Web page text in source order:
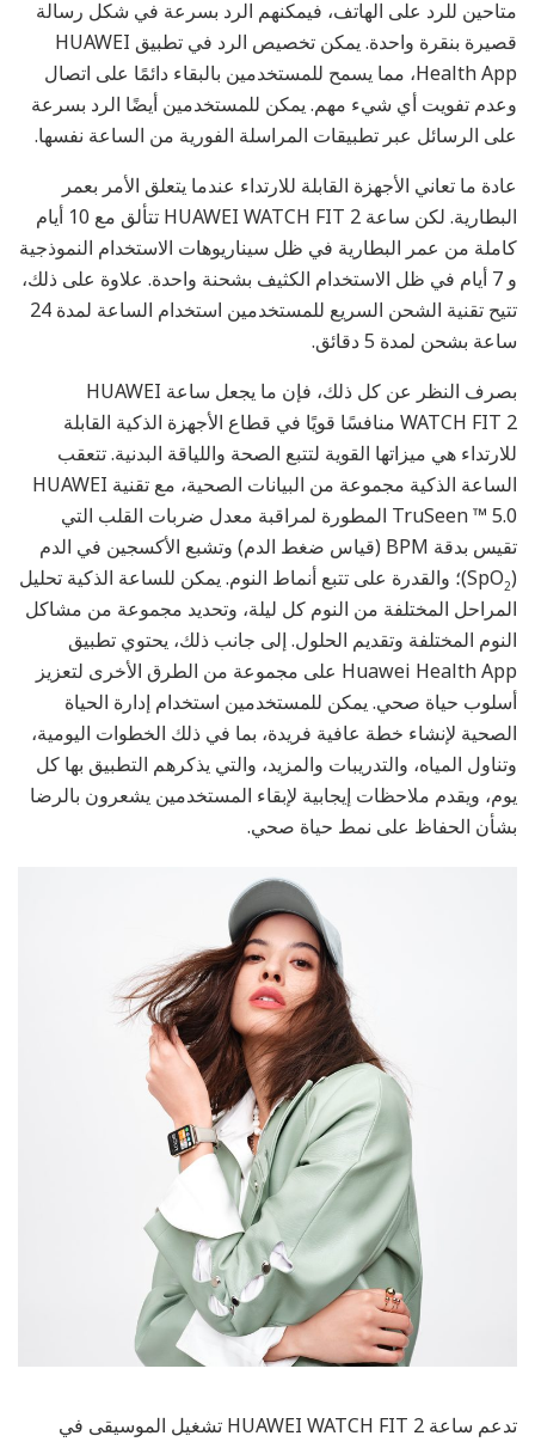
متاحين للرد على الهاتف، فيمكنهم الرد بسرعة في شكل رسالة
قصيرة بنقرة واحدة. يمكن تخصيص الرد في تطبيق HUAWEI
Health App، مما يسمح للمستخدمين بالبقاء دائمًا على اتصال
وعدم تفويت أي شيء مهم. يمكن للمستخدمين أيضًا الرد بسرعة
على الرسائل عبر تطبيقات المراسلة الفورية من الساعة نفسها.
عادة ما تعاني الأجهزة القابلة للارتداء عندما يتعلق الأمر بعمر
البطارية. لكن ساعة HUAWEI WATCH FIT 2 تتألق مع 10 أيام
كاملة من عمر البطارية في ظل سيناريوهات الاستخدام النموذجية
و 7 أيام في ظل الاستخدام الكثيف بشحنة واحدة. علاوة على ذلك،
تتيح تقنية الشحن السريع للمستخدمين استخدام الساعة لمدة 24
ساعة بشحن لمدة 5 دقائق.
بصرف النظر عن كل ذلك، فإن ما يجعل ساعة HUAWEI
WATCH FIT 2 منافسًا قويًا في قطاع الأجهزة الذكية القابلة
للارتداء هي ميزاتها القوية لتتبع الصحة واللياقة البدنية. تتعقب
الساعة الذكية مجموعة من البيانات الصحية، مع تقنية HUAWEI
TruSeen ™ 5.0 المطورة لمراقبة معدل ضربات القلب التي
تقيس بدقة BPM (قياس ضغط الدم) وتشبع الأكسجين في الدم
2
)؛ والقدرة على تتبع أنماط النوم. يمكن للساعة الذكية تحليل
المراحل المختلفة من النوم كل ليلة، وتحديد مجموعة من مشاكل
النوم المختلفة وتقديم الحلول. إلى جانب ذلك، يحتوي تطبيق
Huawei Health App على مجموعة من الطرق الأخرى لتعزيز
أسلوب حياة صحي. يمكن للمستخدمين استخدام إدارة الحياة
الصحية لإنشاء خطة عافية فريدة، بما في ذلك الخطوات اليومية،
وتناول المياه، والتدريبات والمزيد، والتي يذكرهم التطبيق بها كل
يوم، ويقدم ملاحظات إيجابية لإبقاء المستخدمين يشعرون بالرضا
بشأن الحفاظ على نمط حياة صحي.
تدعم ساعة HUAWEI WATCH FIT 2 تشغيل الموسيقى في